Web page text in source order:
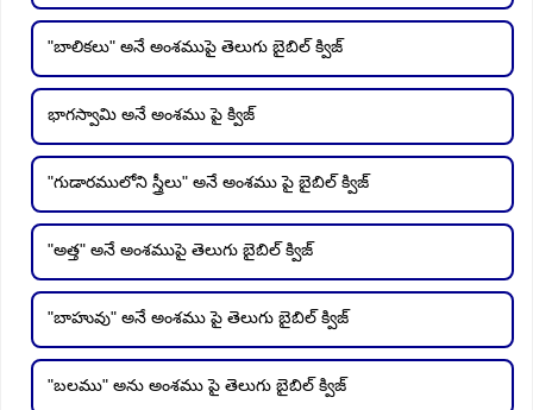
"బాలికలు" అనే అంశముపై తెలుగు బైబిల్ క్విజ్
భాగస్వామి అనే అంశము పై క్విజ్
"గుడారములోని స్త్రీలు" అనే అంశము పై బైబిల్ క్విజ్
"అత్త" అనే అంశముపై తెలుగు బైబిల్ క్విజ్
"బాహువు" అనే అంశము పై తెలుగు బైబిల్ క్విజ్
"బలము" అను అంశము పై తెలుగు బైబిల్ క్విజ్